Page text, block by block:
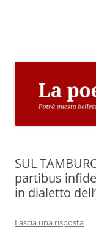
SUL
partibus
in dialetto
Lascia una risposta